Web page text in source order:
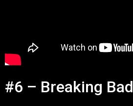
#6 – Breaking Bad